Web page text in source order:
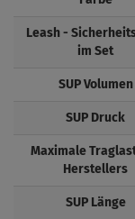
Leash -
im Set
SUP Volumen
SUP Druck
Maximale
Herstellers
SUP Länge